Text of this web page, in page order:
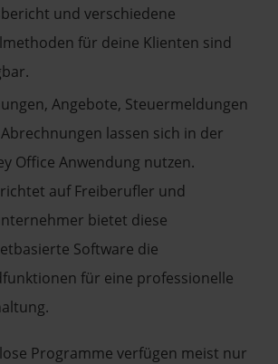
und verschiedene
für deine Klienten sind
Angebote, Steuermeldungen
lassen sich in der
Office Anwendung nutzen.
auf Freiberufler und
bietet diese
Software die
für eine professionelle
Programme verfügen meist nur